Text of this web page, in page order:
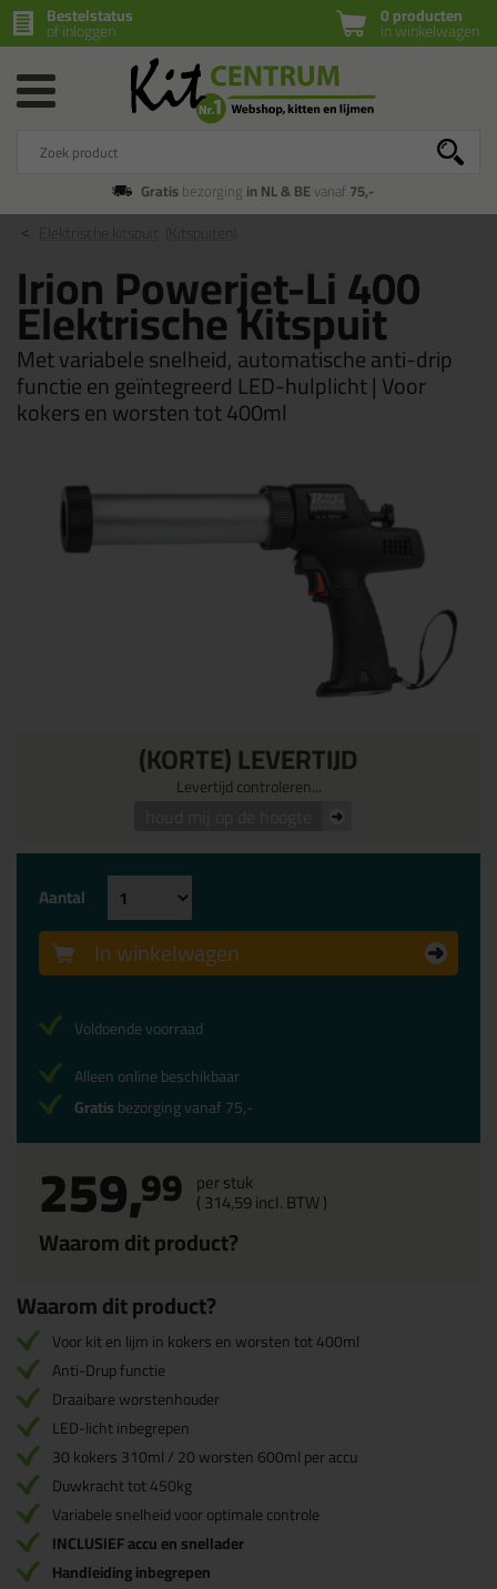
0 producten
in winkelwagen
Bestelstatus
of inloggen
Gratisbezorging in NL & BEvanaf75,-
Irion Powerjet-Li 400
Elektrische Kitspuit
Met variabele snelheid, automatische anti-drip
functie en geïntegreerd LED-hulplicht | Voor
kokers en worsten tot 400ml
(KORTE) LEVERTIJD
Levertijd controleren...
259,99 per stuk
(314,59incl. BTW )
Waarom dit product?
Aantal
In winkelwagen
Voldoende voorraad
Alleen online beschikbaar
Gratisbezorging vanaf 75,-
Waarom dit product?
Voor kit en lijm in kokers en worsten tot 400ml
Anti-Drup functie
Draaibare worstenhouder
LED-licht inbegrepen
30 kokers 310ml / 20 worsten 600ml per accu
Duwkracht tot 450kg
Variabele snelheid voor optimale controle
INCLUSIEF accu en snellader
Handleiding inbegrepen